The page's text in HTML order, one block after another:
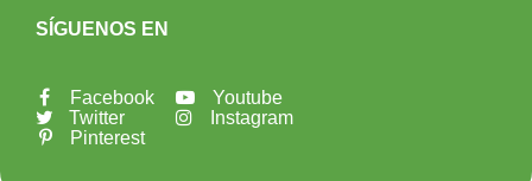
SÍGUENOS EN
Facebook
Twitter
Pinterest
Youtube
Instagram